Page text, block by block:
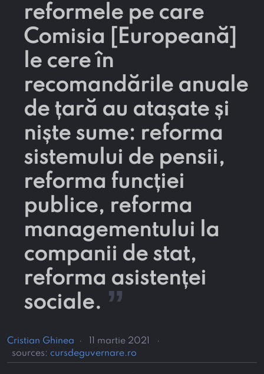
reformele pe care
Comisia [Europeană]
le cere în
recomandările anuale
de țară au atașate și
niște sume: reforma
sistemului de pensii,
reforma funcției
publice, reforma
managementului la
companii de stat,
reforma asistenței
sociale. ”
Cristian Ghinea · 11 martie 2021
·
sources: cursdeguvernare.ro